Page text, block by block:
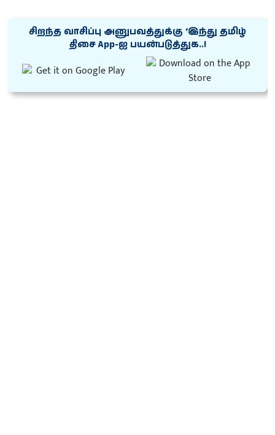
சிறந்த வாசிப்பு அனுபவத்துக்கு ‘இந்து தமிழ்
திசை App-ஐ பயன்படுத்துக..!